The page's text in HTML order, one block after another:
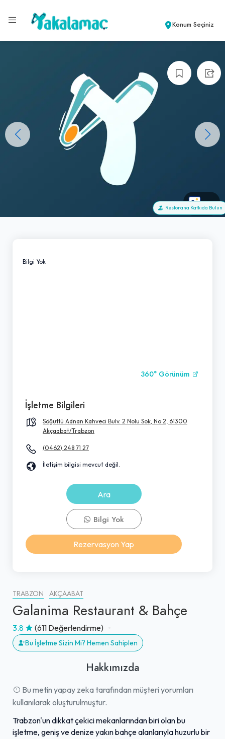
Konum Seçiniz
+0
Restorana Katkıda Bulun
TRABZON AKÇAABAT
Galanima Restaurant & Bahçe
3.8 (611 Değerlendirme)
Bu İşletme Sizin Mi? Hemen Sahiplen
Hakkımızda
Bu metin yapay zeka tarafından müşteri yorumları
kullanılarak oluşturulmuştur.
Trabzon'un dikkat çekici mekanlarından biri olan bu
işletme, geniş ve denize yakın bahçe alanlarıyla huzurlu bir
Bilgi Yok
360° Görünüm
İşletme Bilgileri
Söğütlü Adnan Kahveci Bulv. 2 Nolu Sok, No:2, 61300
Akçaabat/Trabzon
(0462) 248 71 27
İletişim bilgisi mevcut değil.
Ara
Bilgi Yok
Rezervasyon Yap